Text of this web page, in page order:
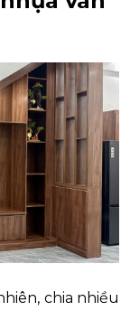
chia nhiều